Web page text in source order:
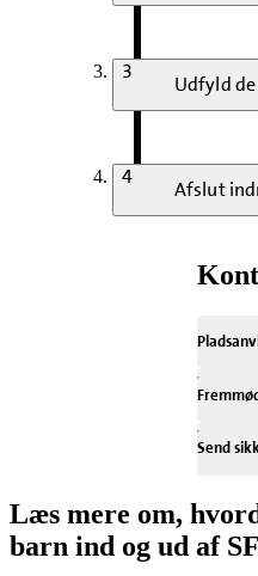
3
Udfyld
4
Afslut
Send
Læs mere om,
barn ind og ud af